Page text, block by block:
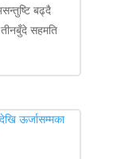
बढ्दै
सहमति